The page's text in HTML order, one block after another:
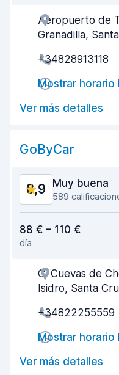
Amabilidad del agente
Limpieza del vehículo
Aeropuerto de
Granadilla,
+34828913118
Mostrar horario
Ver más detalles
GoByCar
8,9 Muy buena
589
Fácil de encontrar
Amabilidad del agente
Limpieza del vehículo
88 € – 110 €
día
C. Cuevas de
Isidro, Santa
+34822255559
Mostrar horario
Ver más detalles